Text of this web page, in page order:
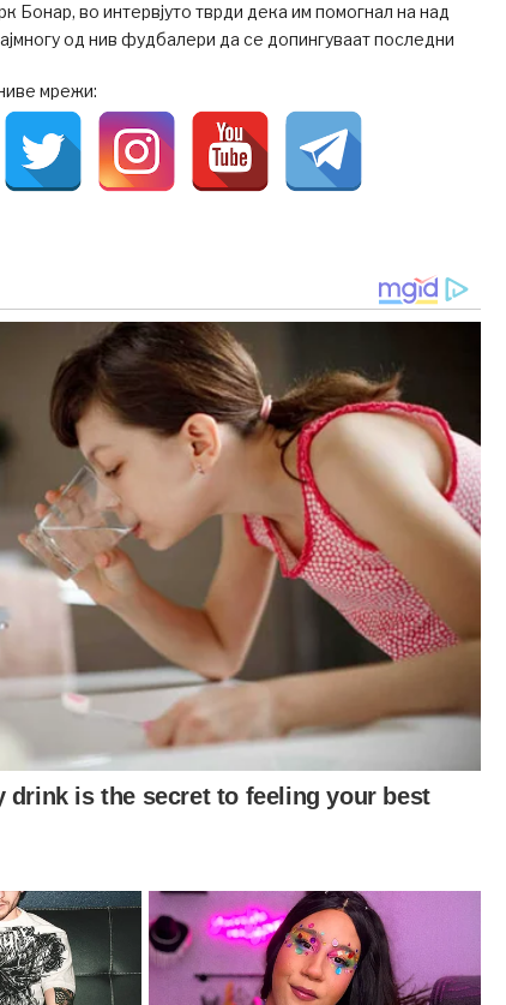
Бонар, во интервјуто тврди дека им помогнал на над
од нив фудбалери да се допингуваат последни
мрежи: